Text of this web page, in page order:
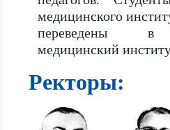
медицинского
переведены в
медицинский
Ректоры: